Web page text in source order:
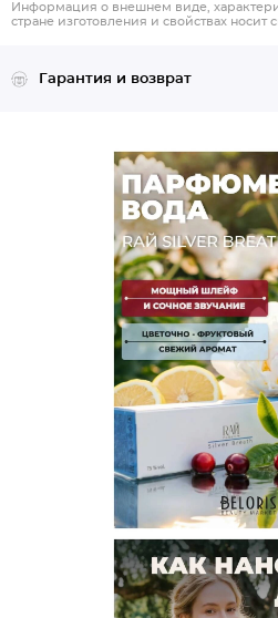
Информация о внешнем виде,
стране изготовления и свойствах носит
Гарантия и возврат